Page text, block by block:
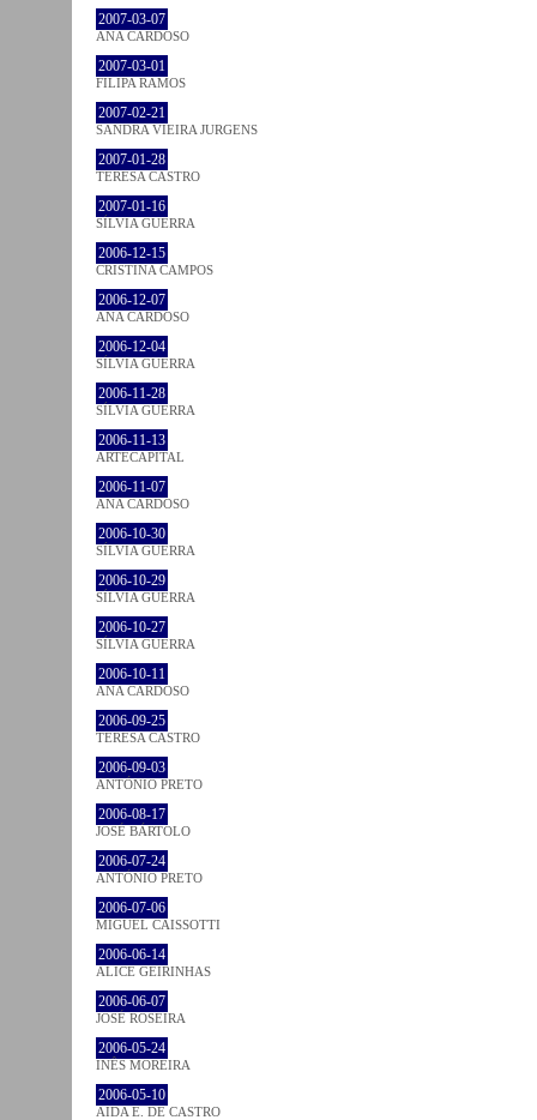
2007-03-07
ANA CARDOSO
2007-03-01
FILIPA RAMOS
2007-02-21
SANDRA VIEIRA JURGENS
2007-01-28
TERESA CASTRO
2007-01-16
SÍLVIA GUERRA
2006-12-15
CRISTINA CAMPOS
2006-12-07
ANA CARDOSO
2006-12-04
SÍLVIA GUERRA
2006-11-28
SÍLVIA GUERRA
2006-11-13
ARTECAPITAL
2006-11-07
ANA CARDOSO
2006-10-30
SÍLVIA GUERRA
2006-10-29
SÍLVIA GUERRA
2006-10-27
SÍLVIA GUERRA
2006-10-11
ANA CARDOSO
2006-09-25
TERESA CASTRO
2006-09-03
ANTÓNIO PRETO
2006-08-17
JOSÉ BÁRTOLO
2006-07-24
ANTÓNIO PRETO
2006-07-06
MIGUEL CAISSOTTI
2006-06-14
ALICE GEIRINHAS
2006-06-07
JOSÉ ROSEIRA
2006-05-24
INÊS MOREIRA
2006-05-10
AIDA E. DE CASTRO